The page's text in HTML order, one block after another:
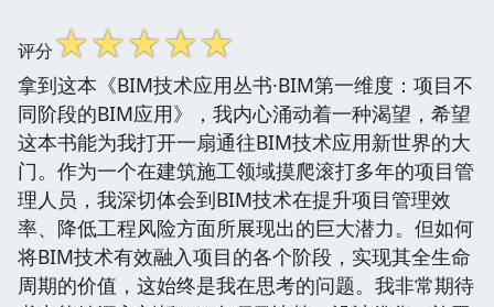
评分☆☆☆☆☆
拿到这本《BIM技术应用丛书·BIM第一维度：项目不
同阶段的BIM应用》，我内心涌动着一种渴望，希望
这本书能为我打开一扇通往BIM技术应用新世界的大
门。作为一个在建筑施工领域摸爬滚打多年的项目管
理人员，我深切体会到BIM技术在提升项目管理效
率、降低工程风险方面所展现出的巨大潜力。但如何
将BIM技术有效融入项目的各个阶段，实现其全生命
周期的价值，这始终是我在思考的问题。我非常期待